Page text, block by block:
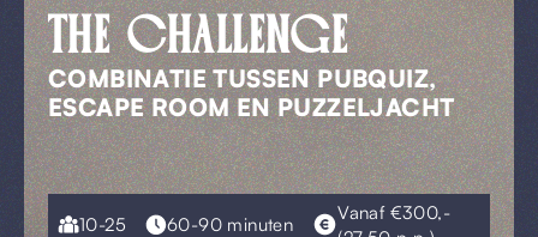
THE CHALLENGE
COMBINATIE TUSSEN PUBQUIZ,
ESCAPE ROOM EN PUZZELJACHT
10-25 60-90 minuten
Vanaf €300,-